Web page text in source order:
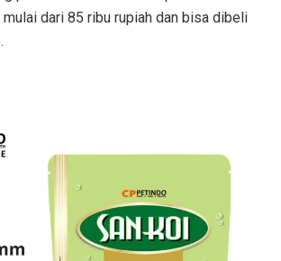
mulai dari 85 ribu rupiah dan bisa dibeli